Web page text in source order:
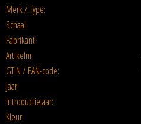
Merk / Type:
Schaal:
Fabrikant:
Artikelnr:
GTIN / EAN-code:
Jaar:
Introductiejaar:
Kleur: